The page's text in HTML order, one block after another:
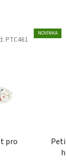
pro
PTC461
NOVINKA